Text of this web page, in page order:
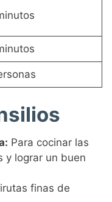
Para cocinar las
y lograr un buen
finas de